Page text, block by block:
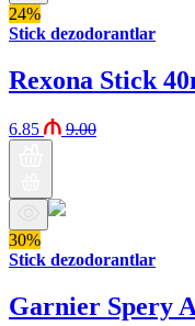
24%
Stick dezodorantlar
Rexona Stick
6.85 9.00
30%
Stick dezodorantlar
Garnier Spery